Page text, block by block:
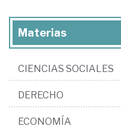
Materias
CIENCIAS SOCIALES
DERECHO
ECONOMÍA